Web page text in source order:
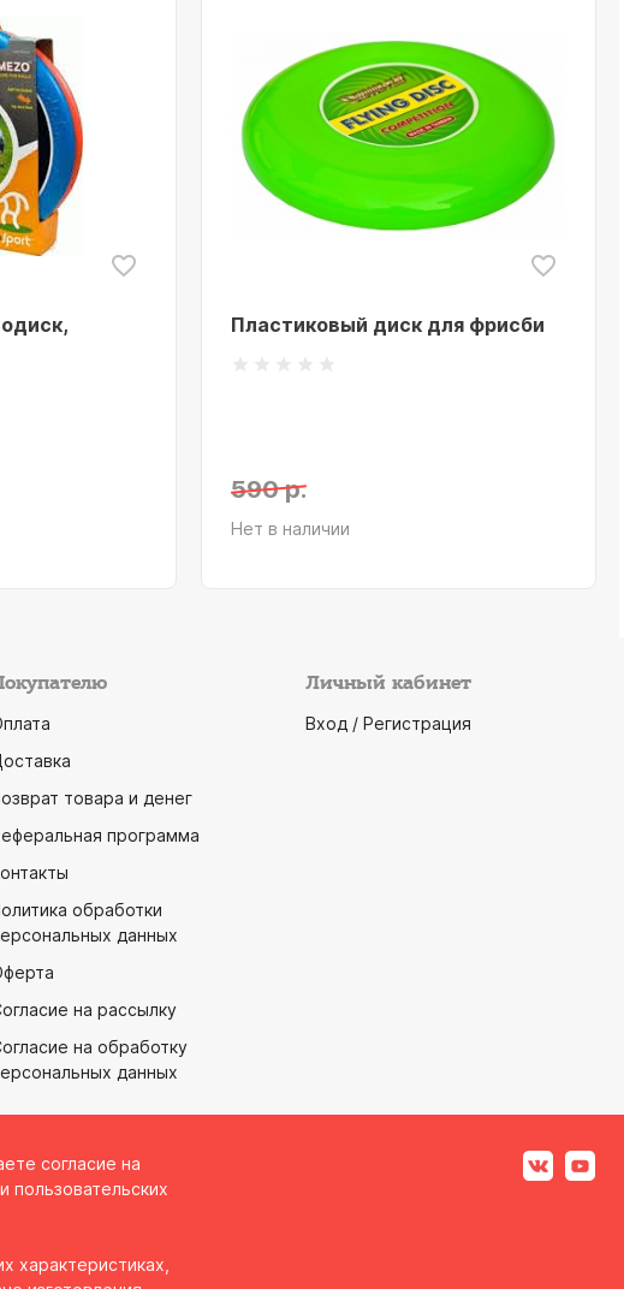
Пластиковый диск для фрисби
590 р.
Нет в наличии
товара и денег
программа
обработки
данных
на рассылку
на обработку
данных
Личный кабинет
Вход / Регистрация
согласие на
пользовательских
характеристиках,